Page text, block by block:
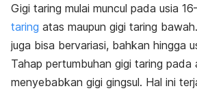
Gigi taring mulai muncul pada usia
taring atas maupun gigi taring
juga bisa bervariasi, bahkan hingga
Tahap pertumbuhan gigi taring pada
menyebabkan gigi gingsul. Hal ini